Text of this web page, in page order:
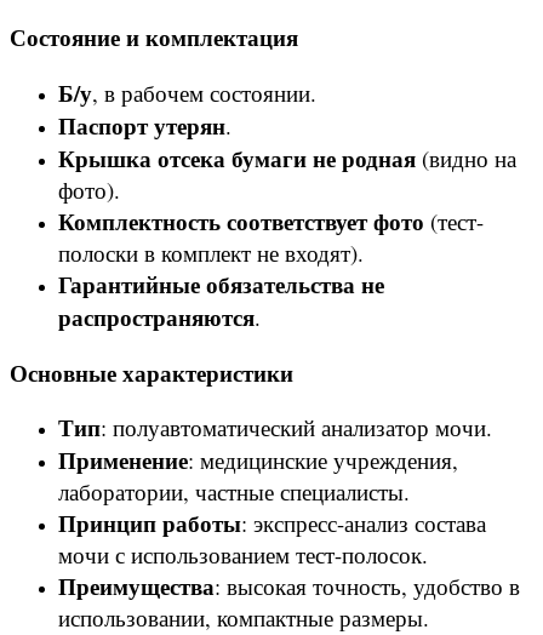
Состояние и комплектация
Б/у, в рабочем состоянии.
Паспорт утерян.
Крышка отсека бумаги не родная (видно на
фото).
Комплектность соответствует фото (тест-
полоски в комплект не входят).
Гарантийные обязательства не
распространяются.
Основные характеристики
Тип: полуавтоматический анализатор мочи.
Применение: медицинские учреждения,
лаборатории, частные специалисты.
Принцип работы: экспресс-анализ состава
мочи с использованием тест-полосок.
Преимущества: высокая точность, удобство в
использовании, компактные размеры.